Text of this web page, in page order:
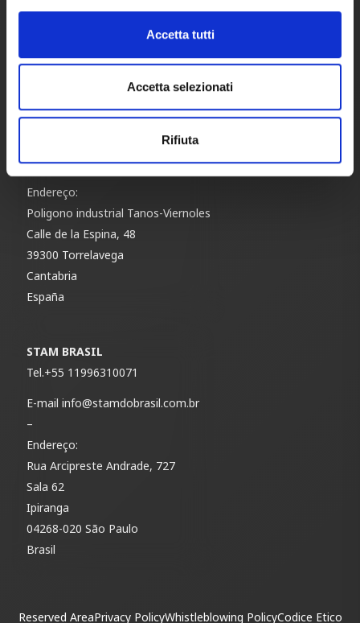
Accetta tutti
Accetta selezionati
Rifiuta
Treviso
Italia
Tel.+34 942 824227
Endereço:
Poligono industrial Tanos-Viernoles
Calle de la Espina, 48
39300 Torrelavega
Cantabria
España
STAM BRASIL
Tel.+55 11996310071
E-mailinfo@stamdobrasil.com.br
–
Endereço:
Rua Arcipreste Andrade, 727
Sala 62
Ipiranga
04268-020 São Paulo
Brasil
Reserved AreaPrivacy PolicyWhistleblowing PolicyCodice Etico